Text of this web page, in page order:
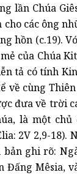
lần Chúa
các ông
hồn (c.19).
của Chúa
tả có tính
về cùng
đưa về trời
là một
2V 2,9-18).
ghi rõ:
Đấng Mêsia,